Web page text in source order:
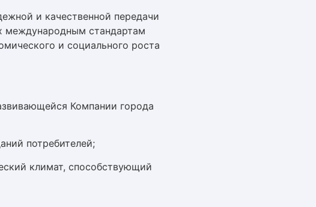
и качественной передачи
международным стандартам
и социального роста
Компании города
потребителей;
климат, способствующий